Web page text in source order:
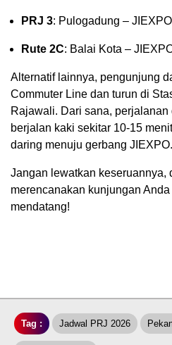
PRJ 3: Pulogadung –
Rute 2C: Balai Kota –
Alternatif lainnya, pengunjung
Commuter Line dan turun di
Rajawali. Dari sana,
berjalan kaki sekitar 10-15
daring menuju gerbang JIEXPO.
Jangan lewatkan keseruannya,
merencanakan kunjungan
mendatang!
Tag : Jadwal PRJ 2026